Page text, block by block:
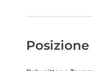
Posizione